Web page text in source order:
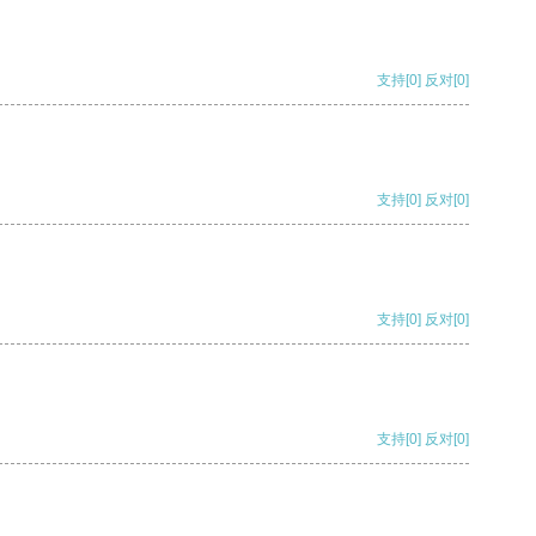
支持[0] 反对[0]
支持[0] 反对[0]
支持[0] 反对[0]
支持[0] 反对[0]